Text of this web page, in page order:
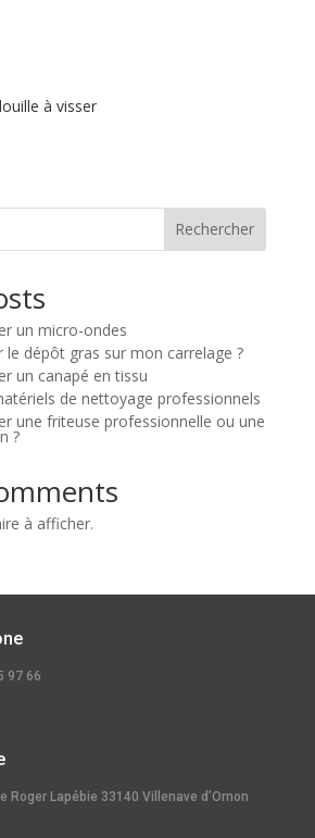
à visser
Rechercher
un micro-ondes
le dépôt gras sur mon carrelage ?
un canapé en tissu
de nettoyage professionnels
une friteuse professionnelle ou une
?
à afficher.
97 66
Roger Lapébie 33140 Villenave d’Ornon